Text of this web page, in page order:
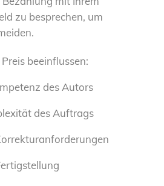
zu besprechen, um
beeinflussen:
des Autors
des Auftrags